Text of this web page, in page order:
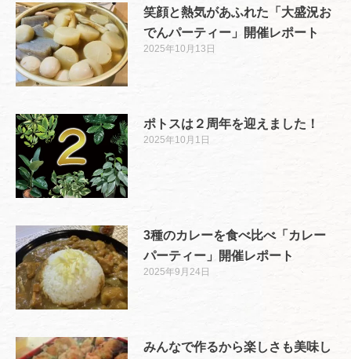
笑顔と熱気があふれた「大盛況お
でんパーティー」開催レポート
2025年10月13日
ポトスは２周年を迎えました！
2025年10月1日
3種のカレーを食べ比べ「カレー
パーティー」開催レポート
2025年9月24日
みんなで作るから楽しさも美味し